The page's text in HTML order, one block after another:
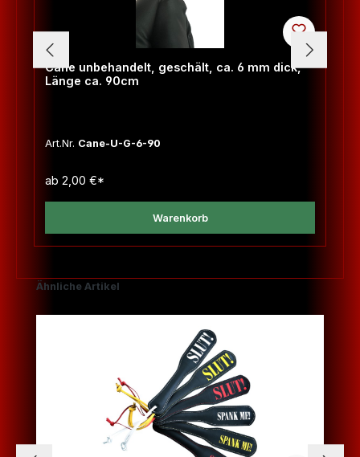
Cane unbehandelt, geschält, ca. 6 mm dick,
Länge ca. 90cm
Art.Nr. Cane-U-G-6-90
ab 2,00 €*
Warenkorb
Produktgalerie überspringen
Ähnliche Artikel